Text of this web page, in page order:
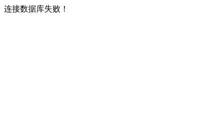
连接数据库失败！